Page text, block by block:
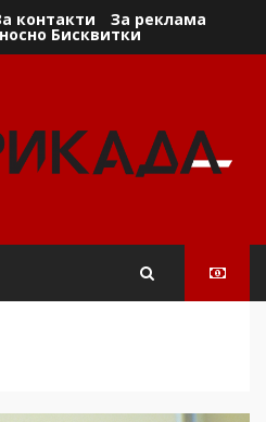
контакти За реклама
Бисквитки